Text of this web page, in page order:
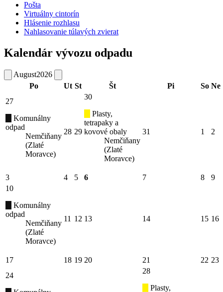
Pošta
Virtuálny cintorín
Hlásenie rozhlasu
Nahlasovanie túlavých zvierat
Kalendár vývozu odpadu
August2026
Po
Ut St Št Pi So Ne
27
Komunálny
odpad
Nemčiňany
(Zlaté
Moravce)
28 29
30
Plasty,
tetrapaky a
kovové obaly
Nemčiňany
(Zlaté
Moravce)
31 1 2
3 4 5 6 7 8
9
10
Komunálny
odpad
Nemčiňany
(Zlaté
Moravce)
11 12 13 14 15 16
17 18 19 20 21 22 23
24
28
Plasty,